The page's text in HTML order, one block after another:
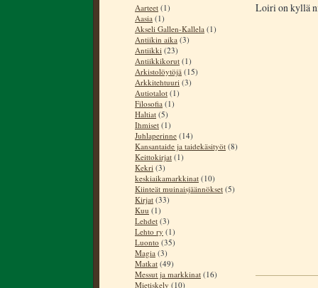
Aarteet (1)
Aasia (1)
Akseli Gallen-Kallela (1)
Antiikin aika (3)
Antiikki (23)
Antiikkikorut (1)
Arkistolöytöjä (15)
Arkkitehtuuri (3)
Autiotalot (1)
Filosofia (1)
Haltiat (5)
Ihmiset (1)
Juhlaperinne (14)
Kansantaide ja taidekäsityöt (8)
Keittokirjat (1)
Kekri (3)
keskiaikamarkkinat (10)
Kiinteät muinaisjäännökset (5)
Kirjat (33)
Kuu (1)
Lehdet (3)
Lehto ry (1)
Luonto (35)
Magia (3)
Matkat (49)
Messut ja markkinat (16)
Mietiskely (10)
Loiri on kyllä